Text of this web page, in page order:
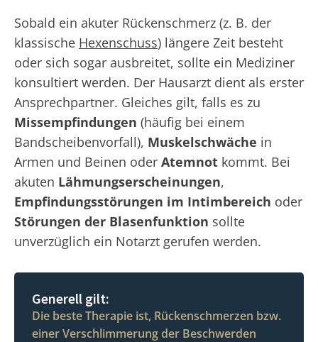
Sobald ein akuter Rückenschmerz (z. B. der
klassische Hexenschuss) längere Zeit besteht
oder sich sogar ausbreitet, sollte ein Mediziner
konsultiert werden. Der Hausarzt dient als erster
Ansprechpartner. Gleiches gilt, falls es zu
Missempfindungen (häufig bei einem
Bandscheibenvorfall), Muskelschwäche in
Armen und Beinen oder Atemnot kommt. Bei
akuten Lähmungserscheinungen,
Empfindungsstörungen im Intimbereich oder
Störungen der Blasenfunktion sollte
unverzüglich ein Notarzt gerufen werden.
Generell gilt:
Die beste Therapie ist, Rückenschmerzen bzw.
einer Verschlimmerung der Beschwerden